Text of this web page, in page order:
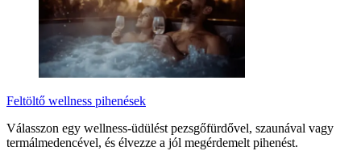
Feltöltő wellness pihenések
Válasszon egy wellness-üdülést pezsgőfürdővel, szaunával vagy
termálmedencével, és élvezze a jól megérdemelt pihenést.